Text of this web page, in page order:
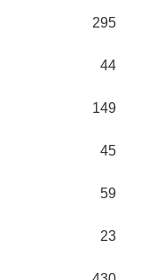
295
44
149
45
59
23